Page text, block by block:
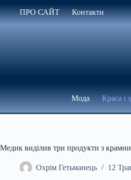
до
вмісту
ПРО САЙТ Контакти
Мода Краса і
Медик виділив три продукти з
Охрім Гетьманець 12